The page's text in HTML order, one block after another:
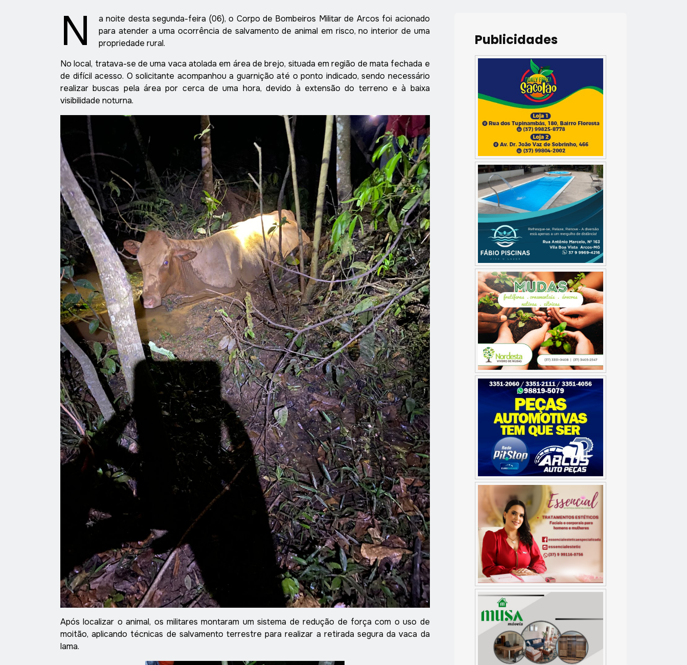
N
a noite desta segunda-feira (06), o Corpo de Bombeiros Militar de Arcos foi acionado
para atender a uma ocorrência de salvamento de animal em risco, no interior de uma
propriedade rural.
No local, tratava-se de uma vaca atolada em área de brejo, situada em região de mata fechada e
de difícil acesso. O solicitante acompanhou a guarnição até o ponto indicado, sendo necessário
realizar buscas pela área por cerca de uma hora, devido à extensão do terreno e à baixa
visibilidade noturna.
Após localizar o animal, os militares montaram um sistema de redução de força com o uso de
moitão, aplicando técnicas de salvamento terrestre para realizar a retirada segura da vaca da
lama.
Publicidades